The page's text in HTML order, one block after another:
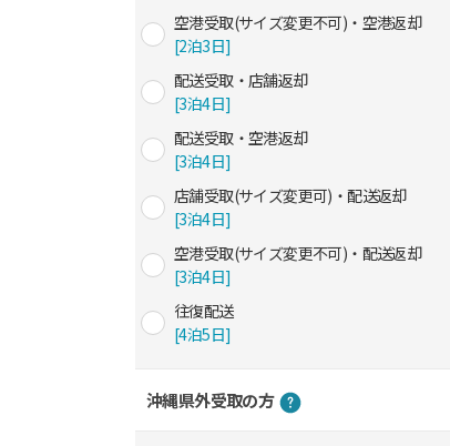
空港受取(サイズ変更不可)・空港返却
[2泊3日]
配送受取・店舗返却
[3泊4日]
配送受取・空港返却
[3泊4日]
店舗受取(サイズ変更可)・配送返却
[3泊4日]
空港受取(サイズ変更不可)・配送返却
[3泊4日]
往復配送
[4泊5日]
沖縄県外受取の方